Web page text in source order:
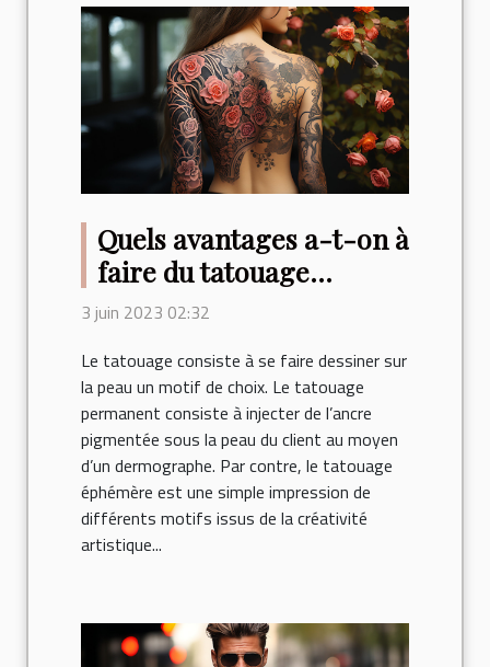
Quels avantages a-t-on à
faire du tatouage
éphémère ?
3 juin 2023 02:32
Le tatouage consiste à se faire dessiner sur
la peau un motif de choix. Le tatouage
permanent consiste à injecter de l’ancre
pigmentée sous la peau du client au moyen
d’un dermographe. Par contre, le tatouage
éphémère est une simple impression de
différents motifs issus de la créativité
artistique...